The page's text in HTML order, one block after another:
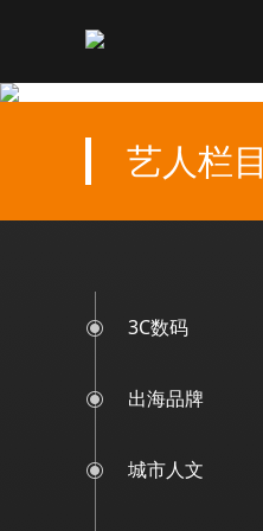
艺人栏目
3C数码
出海品牌
城市人文